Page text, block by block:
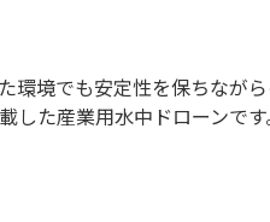
環境でも安定性を保ちなが
た産業用水中ドローンです